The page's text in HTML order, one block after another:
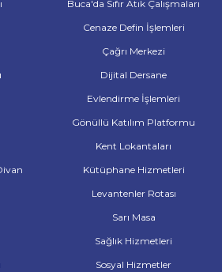
Buca'da Sıfır Atık Çalışmaları
Cenaze Defin İşlemleri
Çağrı Merkezi
Dijital Dersane
Evlendirme İşlemleri
Gönüllü Katılım Platformu
Kent Lokantaları
Kütüphane Hizmetleri
Levantenler Rotası
Sarı Masa
Sağlık Hizmetleri
Sosyal Hizmetler